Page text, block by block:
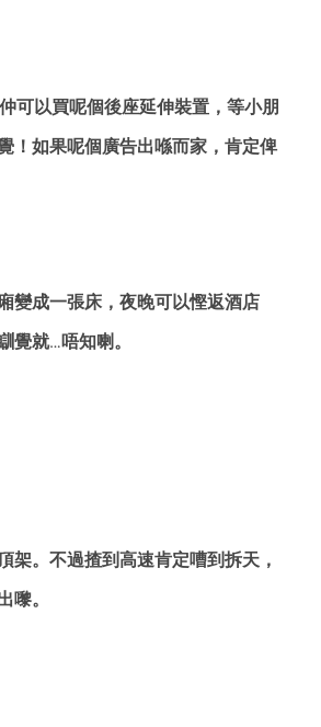
可以買呢個後座延伸裝置，等小朋
！如果呢個廣告出喺而家，肯定俾
變成一張床，夜晚可以慳返酒店
覺就…唔知喇。
架。不過揸到高速肯定嘈到拆天，
嚟。